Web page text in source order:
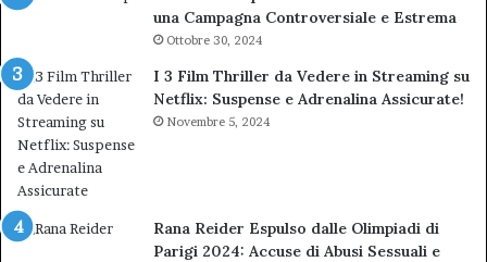
una Campagna Controversiale e Estrema
Ottobre 30, 2024
I 3 Film Thriller da Vedere in Streaming su
Netflix: Suspense e Adrenalina Assicurate!
Novembre 5, 2024
Rana Reider Espulso dalle Olimpiadi di
Parigi 2024: Accuse di Abusi Sessuali e